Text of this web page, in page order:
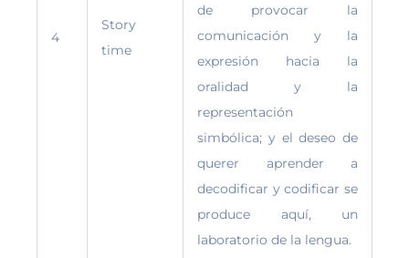
4
Story
time
de provocar la
comunicación y la
expresión hacia la
oralidad y la
representación
simbólica; y el deseo de
querer aprender a
decodificar y codificar se
produce aquí, un
laboratorio de la lengua.